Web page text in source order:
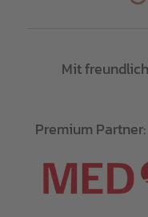
Mit
Premium Partner: